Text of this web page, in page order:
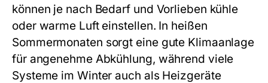
können je nach Bedarf und Vorlieben kühle
oder warme Luft einstellen. In heißen
Sommermonaten sorgt eine gute Klimaanlage
für angenehme Abkühlung, während viele
Systeme im Winter auch als Heizgeräte